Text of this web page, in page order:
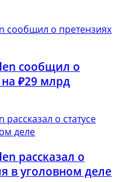
сообщил о
₽29 млрд
рассказал о
в уголовном деле